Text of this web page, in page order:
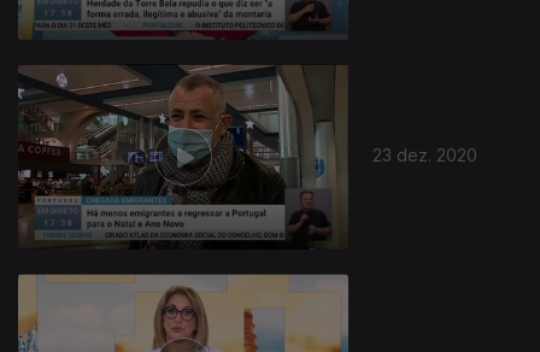
23 dez. 2020